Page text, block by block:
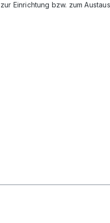
Einrichtung bzw. zum